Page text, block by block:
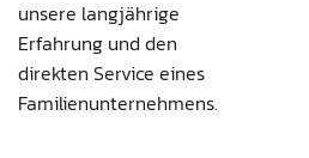
unsere langjährige
Erfahrung und den
direkten Service eines
Familienunternehmens.